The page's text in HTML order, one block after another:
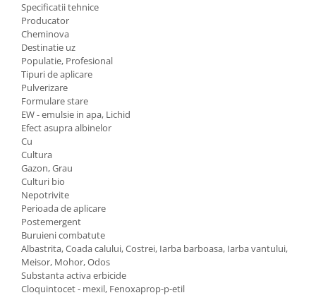
Specificatii tehnice
Producator
Cheminova
Destinatie uz
Populatie, Profesional
Tipuri de aplicare
Pulverizare
Formulare stare
EW - emulsie in apa, Lichid
Efect asupra albinelor
Cu
Cultura
Gazon, Grau
Culturi bio
Nepotrivite
Perioada de aplicare
Postemergent
Buruieni combatute
Albastrita, Coada calului, Costrei, Iarba barboasa, Iarba vantului,
Meisor, Mohor, Odos
Substanta activa erbicide
Cloquintocet - mexil, Fenoxaprop-p-etil